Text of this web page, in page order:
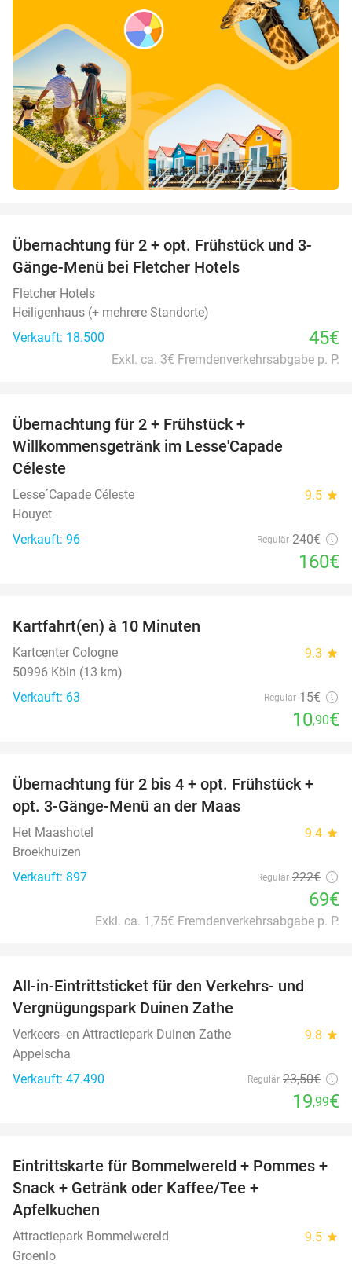
Übernachtung für 2 + opt. Frühstück und 3-
Gänge-Menü bei Fletcher Hotels
Fletcher Hotels
Heiligenhaus (+ mehrere Standorte)
Verkauft: 18.500
45€
Exkl. ca. 3€ Fremdenverkehrsabgabe p. P.
Übernachtung für 2 + Frühstück +
Willkommensgetränk im Lesse'Capade
Céleste
Lesse´Capade Céleste 9.5 star
Houyet
Verkauft: 96
Regulär 240€
160€
Kartfahrt(en) à 10 Minuten
Kartcenter Cologne 9.3 star
50996 Köln (13 km)
Verkauft: 63
Regulär 15€
10,90€
69%
Übernachtung für 2 bis 4 + opt. Frühstück +
opt. 3-Gänge-Menü an der Maas
Het Maashotel 9.4 star
Broekhuizen
Verkauft: 897
Regulär 222€
69€
Exkl. ca. 1,75€ Fremdenverkehrsabgabe p. P.
All-in-Eintrittsticket für den Verkehrs- und
Vergnügungspark Duinen Zathe
Verkeers- en Attractiepark Duinen Zathe 9.8 star
Appelscha
Verkauft: 47.490
Regulär 23,50€
19,99€
23%
Eintrittskarte für Bommelwereld + Pommes +
Snack + Getränk oder Kaffee/Tee +
Apfelkuchen
Attractiepark Bommelwereld 9.5 star
Groenlo